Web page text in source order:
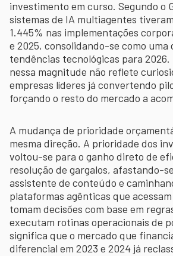
investimento em curso. Segundo o
sistemas de IA multiagentes
1.445% nas implementações
e 2025, consolidando-se como uma
tendências tecnológicas para
nessa magnitude não reflete
empresas líderes já convertendo
forçando o resto do mercado a
A mudança de prioridade
mesma direção. A prioridade dos
voltou-se para o ganho direto de
resolução de gargalos, afastando-
assistente de conteúdo e
plataformas agênticas que
tomam decisões com base em
executam rotinas operacionais de
significa que o mercado que
diferencial em 2023 e 2024 já